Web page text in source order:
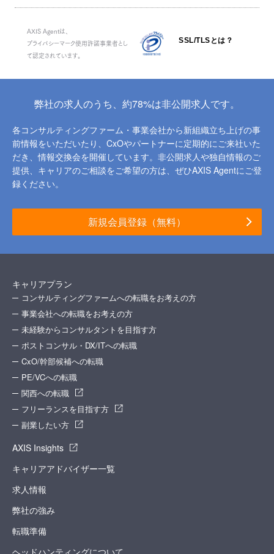
AXIS Agentは、
プライバシーマーク使用許諾事業者とし
て認定されています。
SSL/TLSとは？
弊社の求人のうち、約78%は非公開求人です。
各コンサルティングファーム・事業会社から新組織立ち上げの事
前情報をいただいたり、 CxOやパートナーに定期的にご来社いた
だき、情報交換会を開催しています。 非公開求人や独自情報のご
提供、キャリアのご相談をご希望の方は、ぜひAXIS Agentにご登
録ください。
新規会員登録（無料）
キャリアプラン
コンサルティングファームへの転職をお考えの方
事業会社への転職をお考えの方
未経験からコンサルタントを目指す方
ポストコンサル・DX/ITへの転職
CxO/幹部候補への転職
PE/VCへの転職
関西への転職
フリーランスを目指す方
副業したい方
AXIS Insights
キャリアアドバイザー一覧
求人情報
弊社の強み
転職準備
ヘッドハンティングについて